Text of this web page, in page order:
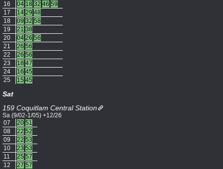
16
04 18 32 46 59
17
14 29 48
18
09 32 58
19
21 38
20
04 26 56
21
26 56
22
26 56
23
18 47
24
16 45
25
15 45
Sat
159 Coquitlam Central Station
Sa (9/02-1/05) +12/26
07
20 51
08
22 52
09
22 53
10
23 53
11
25 57
12
27 57